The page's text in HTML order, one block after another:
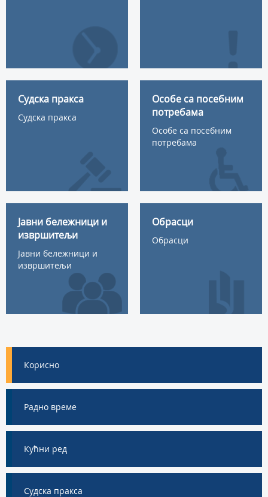
Судска пракса
Судска пракса
Особе са посебним
потребама
Особе са посебним
потребама
Јавни бележници и
извршитељи
Јавни бележници и
извршитељи
Обрасци
Обрасци
Корисно
Радно време
Кућни ред
Судска пракса